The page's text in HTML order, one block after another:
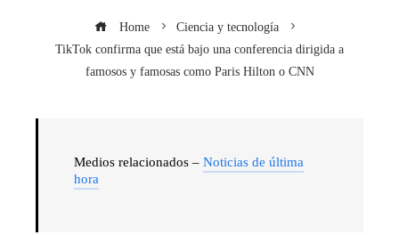
Home
Ciencia y tecnología
TikTok confirma que está bajo una conferencia dirigida a
famosos y famosas como Paris Hilton o CNN
Medios relacionados – Noticias de última
hora